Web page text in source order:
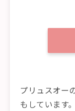
プリュスオー
もしています